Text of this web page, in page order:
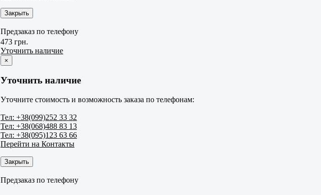
Закрыть
Предзаказ по телефону
473 грн.
Уточнить наличие
×
Уточнить наличие
Уточните стоимость и возможность заказа по телефонам:
Тел: +38(099)252 33 32
Тел: +38(068)488 83 13
Тел: +38(095)123 63 66
Перейти на Контакты
Закрыть
Предзаказ по телефону